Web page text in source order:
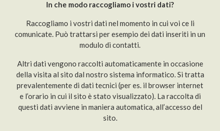
In che modo raccogliamo i vostri dati?
Raccogliamo i vostri dati nel momento in cui voi ce li
comunicate. Può trattarsi per esempio dei dati inseriti in un
modulo di contatti.
Altri dati vengono raccolti automaticamente in occasione
della visita al sito dal nostro sistema informatico. Si tratta
prevalentemente di dati tecnici (per es. il browser internet
e l’orario in cui il sito è stato visualizzato). La raccolta di
questi dati avviene in maniera automatica, all’accesso del
sito.